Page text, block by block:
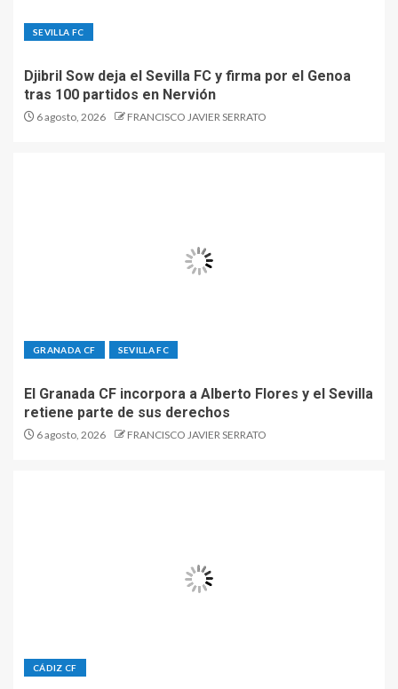
SEVILLA FC
Djibril Sow deja el Sevilla FC y firma por el Genoa
tras 100 partidos en Nervión
6 agosto, 2026 FRANCISCO JAVIER SERRATO
GRANADA CF SEVILLA FC
El Granada CF incorpora a Alberto Flores y el Sevilla
retiene parte de sus derechos
6 agosto, 2026 FRANCISCO JAVIER SERRATO
CÁDIZ CF